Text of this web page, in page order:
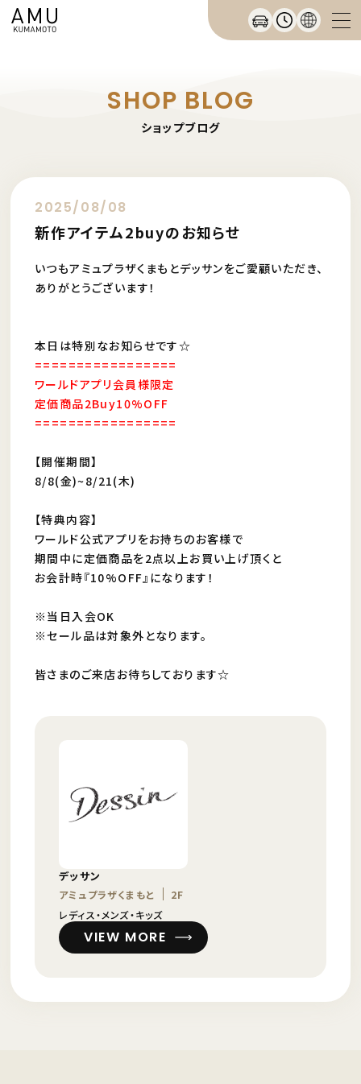
SHOP BLOG
ショップブログ
2025/08/08
新作アイテム2buyのお知らせ
いつもアミュプラザくまもとデッサンをご愛顧いただき、
ありがとうございます！
本日は特別なお知らせです☆
=================
ワールドアプリ会員様限定
定価商品2Buy10%OFF
=================
【開催期間】
8/8(金)~8/21(木)
【特典内容】
ワールド公式アプリをお持ちのお客様で
期間中に定価商品を2点以上お買い上げ頂くと
お会計時『10%OFF』になります！
※当日入会OK
※セール品は対象外となります。
皆さまのご来店お待ちしております☆
デッサン
アミュプラザくまもと
2F
レディス・メンズ・キッズ
VIEW MORE